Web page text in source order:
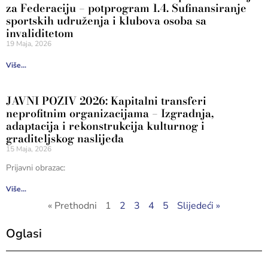
za Federaciju – potprogram 1.4. Sufinansiranje
sportskih udruženja i klubova osoba sa
invaliditetom
19 Maja, 2026
Više...
JAVNI POZIV 2026: Kapitalni transferi
neprofitnim organizacijama – Izgradnja,
adaptacija i rekonstrukcija kulturnog i
graditeljskog naslijeđa
15 Maja, 2026
Prijavni obrazac:
Više...
« Prethodni 1 2 3 4 5 Slijedeći »
Oglasi